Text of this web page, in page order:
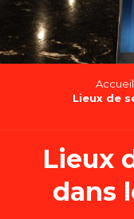
Accueil
Lieux de
Lieux
dans